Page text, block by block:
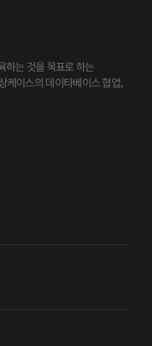
하는 것을 목표로 하는
케이스의 데이타베이스 협업,